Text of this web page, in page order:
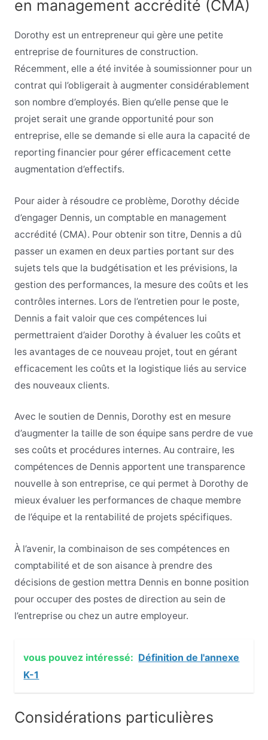
en management accrédité (CMA)
Dorothy est un entrepreneur qui gère une petite
entreprise de fournitures de construction.
Récemment, elle a été invitée à soumissionner pour un
contrat qui l’obligerait à augmenter considérablement
son nombre d’employés. Bien qu’elle pense que le
projet serait une grande opportunité pour son
entreprise, elle se demande si elle aura la capacité de
reporting financier pour gérer efficacement cette
augmentation d’effectifs.
Pour aider à résoudre ce problème, Dorothy décide
d’engager Dennis, un comptable en management
accrédité (CMA). Pour obtenir son titre, Dennis a dû
passer un examen en deux parties portant sur des
sujets tels que la budgétisation et les prévisions, la
gestion des performances, la mesure des coûts et les
contrôles internes. Lors de l’entretien pour le poste,
Dennis a fait valoir que ces compétences lui
permettraient d’aider Dorothy à évaluer les coûts et
les avantages de ce nouveau projet, tout en gérant
efficacement les coûts et la logistique liés au service
des nouveaux clients.
Avec le soutien de Dennis, Dorothy est en mesure
d’augmenter la taille de son équipe sans perdre de vue
ses coûts et procédures internes. Au contraire, les
compétences de Dennis apportent une transparence
nouvelle à son entreprise, ce qui permet à Dorothy de
mieux évaluer les performances de chaque membre
de l’équipe et la rentabilité de projets spécifiques.
À l’avenir, la combinaison de ses compétences en
comptabilité et de son aisance à prendre des
décisions de gestion mettra Dennis en bonne position
pour occuper des postes de direction au sein de
l’entreprise ou chez un autre employeur.
vous pouvez intéressé: Définition de l'annexe
K-1
Considérations particulières